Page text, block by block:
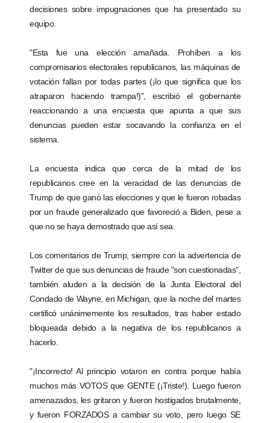
decisiones sobre impugnaciones que ha presentado su
equipo.
"Esta fue una elección amañada. Prohíben a los
compromisarios electorales republicanos, las máquinas de
votación fallan por todas partes (¡lo que significa que los
atraparon haciendo trampa!)", escribió el gobernante
reaccionando a una encuesta que apunta a que sus
denuncias pueden estar socavando la confianza en el
sistema.
La encuesta indica que cerca de la mitad de los
republicanos cree en la veracidad de las denuncias de
Trump de que ganó las elecciones y que le fueron robadas
por un fraude generalizado que favoreció a Biden, pese a
que no se haya demostrado que así sea.
Los comentarios de Trump, siempre con la advertencia de
Twitter de que sus denuncias de fraude "son cuestionadas",
también aluden a la decisión de la Junta Electoral del
Condado de Wayne, en Michigan, que la noche del martes
certificó unánimemente los resultados, tras haber estado
bloqueada debido a la negativa de los republicanos a
hacerlo.
"¡Incorrecto! Al principio votaron en contra porque había
muchos más VOTOS que GENTE (¡Triste!). Luego fueron
amenazados, les gritaron y fueron hostigados brutalmente,
y fueron FORZADOS a cambiar su voto, pero luego SE